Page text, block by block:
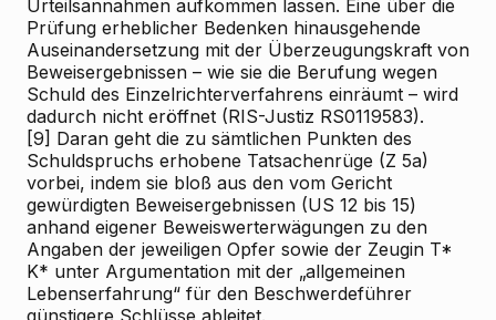
Urteilsannahmen aufkommen lassen. Eine über die
Prüfung erheblicher Bedenken hinausgehende
Auseinandersetzung mit der Überzeugungskraft von
Beweisergebnissen – wie sie die Berufung wegen
Schuld des Einzelrichterverfahrens einräumt – wird
dadurch nicht eröffnet (RIS-Justiz RS0119583).
[9] Daran geht die zu sämtlichen Punkten des
Schuldspruchs erhobene Tatsachenrüge (Z 5a)
vorbei, indem sie bloß aus den vom Gericht
gewürdigten Beweisergebnissen (US 12 bis 15)
anhand eigener Beweiswerterwägungen zu den
Angaben der jeweiligen Opfer sowie der Zeugin T*
K* unter Argumentation mit der „allgemeinen
Lebenserfahrung“ für den Beschwerdeführer
günstigere Schlüsse ableitet.